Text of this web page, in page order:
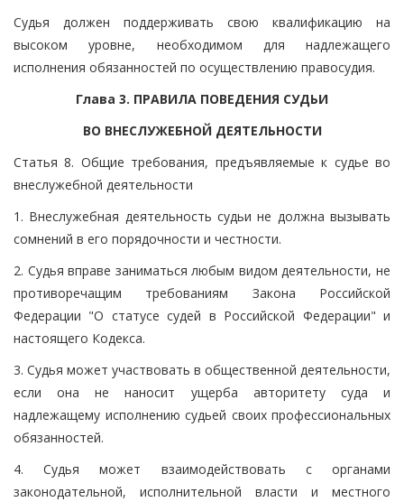
Судья должен поддерживать свою квалификацию на
высоком уровне, необходимом для надлежащего
исполнения обязанностей по осуществлению правосудия.
Глава 3. ПРАВИЛА ПОВЕДЕНИЯ СУДЬИ
ВО ВНЕСЛУЖЕБНОЙ ДЕЯТЕЛЬНОСТИ
Статья 8. Общие требования, предъявляемые к судье во
внеслужебной деятельности
1. Внеслужебная деятельность судьи не должна вызывать
сомнений в его порядочности и честности.
2. Судья вправе заниматься любым видом деятельности, не
противоречащим требованиям Закона Российской
Федерации "О статусе судей в Российской Федерации" и
настоящего Кодекса.
3. Судья может участвовать в общественной деятельности,
если она не наносит ущерба авторитету суда и
надлежащему исполнению судьей своих профессиональных
обязанностей.
4. Судья может взаимодействовать с органами
законодательной, исполнительной власти и местного